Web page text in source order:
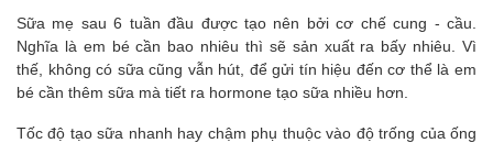
Sữa mẹ sau 6 tuần đầu được tạo nên bởi cơ chế cung - cầu.
Nghĩa là em bé cần bao nhiêu thì sẽ sản xuất ra bấy nhiêu. Vì
thế, không có sữa cũng vẫn hút, để gửi tín hiệu đến cơ thể là em
bé cần thêm sữa mà tiết ra hormone tạo sữa nhiều hơn.
Tốc độ tạo sữa nhanh hay chậm phụ thuộc vào độ trống của ống